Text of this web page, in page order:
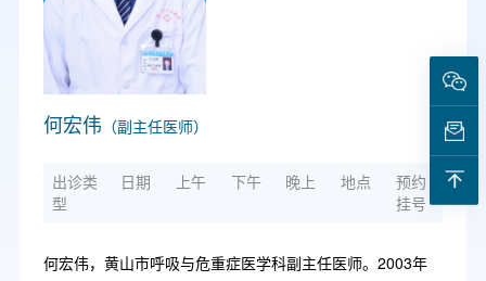
何宏伟 （副主任医师）
出诊类
型
日期 上午 下午 晚上 地点
预约
挂号
何宏伟，黄山市呼吸与危重症医学科副主任医师。2003年